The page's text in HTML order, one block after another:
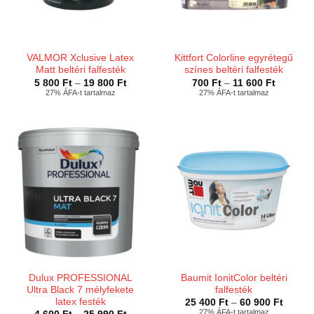
VALMOR Xclusive Latex
Matt beltéri falfesték
5 800 Ft – 19 800 FtÁrtartomány:
800 Ft
27% ÁFA-t tartalmaz
Kittfort Colorline egyrétegű
színes beltéri falfesték
700 Ft – 11 600 Ft
27% ÁFA-t tartalmaz
Dulux PROFESSIONAL
Ultra Black 7 mélyfekete
latex festék
Baumit IonitColor beltéri
falfesték
25 400 Ft – 60 900 Ft
27% ÁFA-t tartalmaz